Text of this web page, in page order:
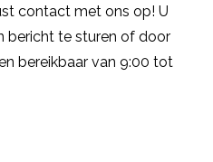
contact met ons op! U
bericht te sturen of door
bereikbaar van 9:00 tot